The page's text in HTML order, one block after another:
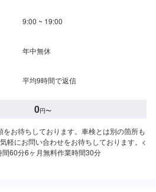
9:00 ~ 19:00
年中無休
平均9時間で返信
0円〜
お待ちしております。車検とは別の箇所も
軽にお問い合わせをお待ちしております。<
60分6ヶ月無料作業時間30分